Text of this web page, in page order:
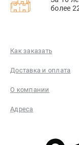
более
Как заказать
Доставка и оплата
О компании
Адреса